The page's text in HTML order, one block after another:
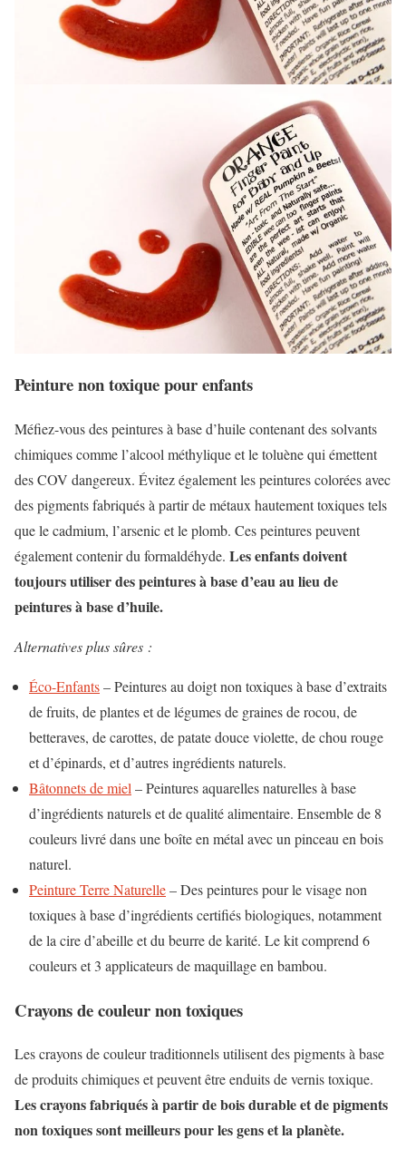
Peinture non toxique pour enfants
Méfiez-vous des peintures à base d’huile contenant des solvants
chimiques comme l’alcool méthylique et le toluène qui émettent
des COV dangereux. Évitez également les peintures colorées avec
des pigments fabriqués à partir de métaux hautement toxiques tels
que le cadmium, l’arsenic et le plomb. Ces peintures peuvent
également contenir du formaldéhyde. Les enfants doivent
toujours utiliser des peintures à base d’eau au lieu de
peintures à base d’huile.
Alternatives plus sûres :
Éco-Enfants– Peintures au doigt non toxiques à base d’extraits
de fruits, de plantes et de légumes de graines de rocou, de
betteraves, de carottes, de patate douce violette, de chou rouge
et d’épinards, et d’autres ingrédients naturels.
Bâtonnets de miel – Peintures aquarelles naturelles à base
d’ingrédients naturels et de qualité alimentaire. Ensemble de 8
couleurs livré dans une boîte en métal avec un pinceau en bois
naturel.
Peinture Terre Naturelle– Des peintures pour le visage non
toxiques à base d’ingrédients certifiés biologiques, notamment
de la cire d’abeille et du beurre de karité. Le kit comprend 6
couleurs et 3 applicateurs de maquillage en bambou.
Crayons de couleur non toxiques
Les crayons de couleur traditionnels utilisent des pigments à base
de produits chimiques et peuvent être enduits de vernis toxique.
Les crayons fabriqués à partir de bois durable et de pigments
non toxiques sont meilleurs pour les gens et la planète.